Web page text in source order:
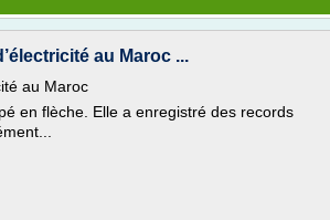
au Maroc ...
au Maroc
en flèche. Elle a enregistré des records